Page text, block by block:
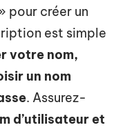
pour créer un
est simple
votre nom,
un nom
. Assurez-
d’utilisateur et